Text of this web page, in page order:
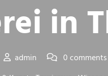
in
admin
0 comments